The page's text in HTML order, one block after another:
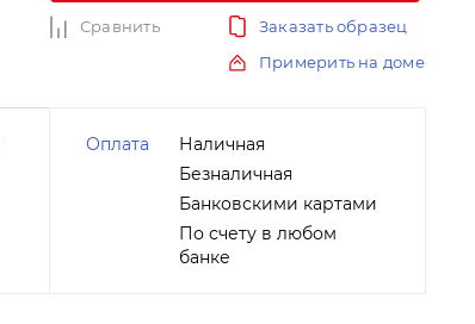
Сравнить
Заказать образец
Примерить на доме
Оплата
Наличная
Безналичная
Банковскими картами
По счету в любом
банке